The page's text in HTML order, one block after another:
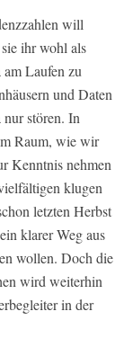
will
ihr wohl als
Laufen zu
und Daten
stören. In
Raum, wie wir
Kenntnis nehmen
klugen
letzten Herbst
klarer Weg aus
wollen. Doch die
wird weiterhin
in der